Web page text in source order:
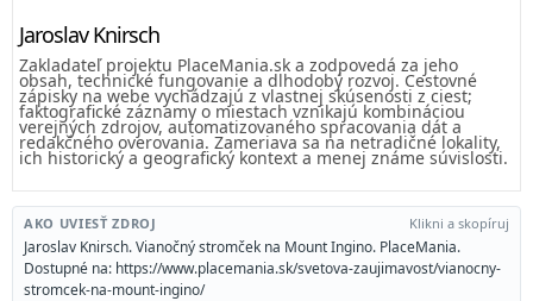
Jaroslav Knirsch
Zakladateľ projektu PlaceMania.sk a zodpovedá za jeho
obsah, technické fungovanie a dlhodobý rozvoj. Cestovné
zápisky na webe vychádzajú z vlastnej skúsenosti z ciest;
faktografické záznamy o miestach vznikajú kombináciou
verejných zdrojov, automatizovaného spracovania dát a
redakčného overovania. Zameriava sa na netradičné lokality,
ich historický a geografický kontext a menej známe súvislosti.
AKO UVIESŤ ZDROJ Klikni a skopíruj
Jaroslav Knirsch. Vianočný stromček na Mount Ingino. PlaceMania.
Dostupné na: https://www.placemania.sk/svetova-zaujimavost/vianocny-
stromcek-na-mount-ingino/